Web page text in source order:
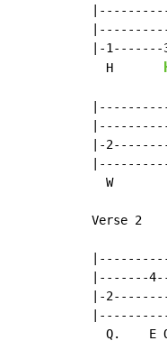
|-
  H
|-
W
Verse 2
|-------
|-
Q.    E